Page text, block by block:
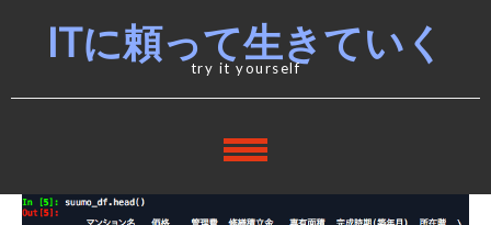
navigation
contentITに頼って生きていく
try it yourself